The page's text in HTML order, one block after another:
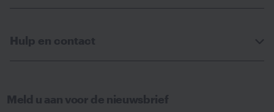
Hulp en contact
Meld u aan voor de nieuwsbrief